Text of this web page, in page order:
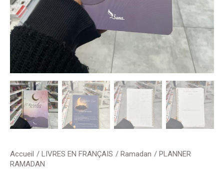
Accueil LIVRES EN FRANÇAIS Ramadan
PLANNER
RAMADAN